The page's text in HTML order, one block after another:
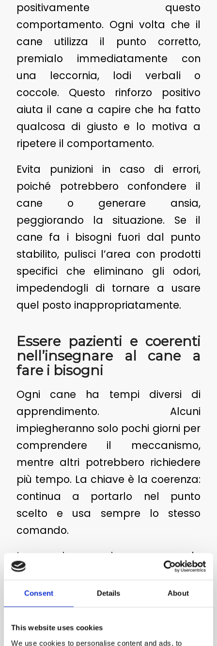
Consent Details About
This website uses cookies
We use cookies to personalise content and ads, to
positivamente questo
comportamento. Ogni volta che il
cane utilizza il punto corretto,
premialo immediatamente con
una leccornia, lodi verbali o
coccole. Questo rinforzo positivo
aiuta il cane a capire che ha fatto
qualcosa di giusto e lo motiva a
ripetere il comportamento.
Evita punizioni in caso di errori,
poiché potrebbero confondere il
cane o generare ansia,
peggiorando la situazione. Se il
cane fa i bisogni fuori dal punto
stabilito, pulisci l’area con prodotti
specifici che eliminano gli odori,
impedendogli di tornare a usare
quel posto inappropriatamente.
Essere pazienti e coerenti
nell’insegnare al cane a
fare i bisogni
Ogni cane ha tempi diversi di
apprendimento. Alcuni
impiegheranno solo pochi giorni per
comprendere il meccanismo,
mentre altri potrebbero richiedere
più tempo. La chiave è la coerenza:
continua a portarlo nel punto
scelto e usa sempre lo stesso
comando.
La pazienza gioca un ruolo
fondamentale: frustrazione e
incoerenza possono ritardare i
progressi e rendere più difficile il
processo. Integrare dispositivi
pratici come PIPPI wc per cani può